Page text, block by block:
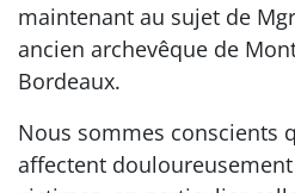
maintenant au sujet de
ancien archevêque de
Bordeaux.
Nous sommes conscients
affectent